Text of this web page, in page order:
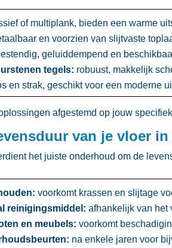
of multiplank, bieden een warme
en voorzien van slijtvaste
geluiddempend en
tegels: robuust, makkelijk
en strak, geschikt voor een moderne
afgestemd op jouw
van je vloer in
het juiste onderhoud om de
voorkomt krassen en slijtage
reinigingsmiddel: afhankelijk van het
en meubels: voorkomt
na enkele jaren voor